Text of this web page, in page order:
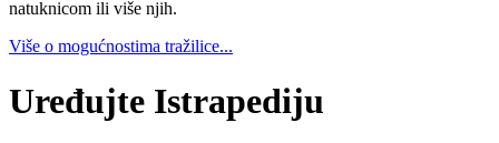
natuknicom ili više njih.
Više o mogućnostima tražilice...
Uređujte Istrapediju